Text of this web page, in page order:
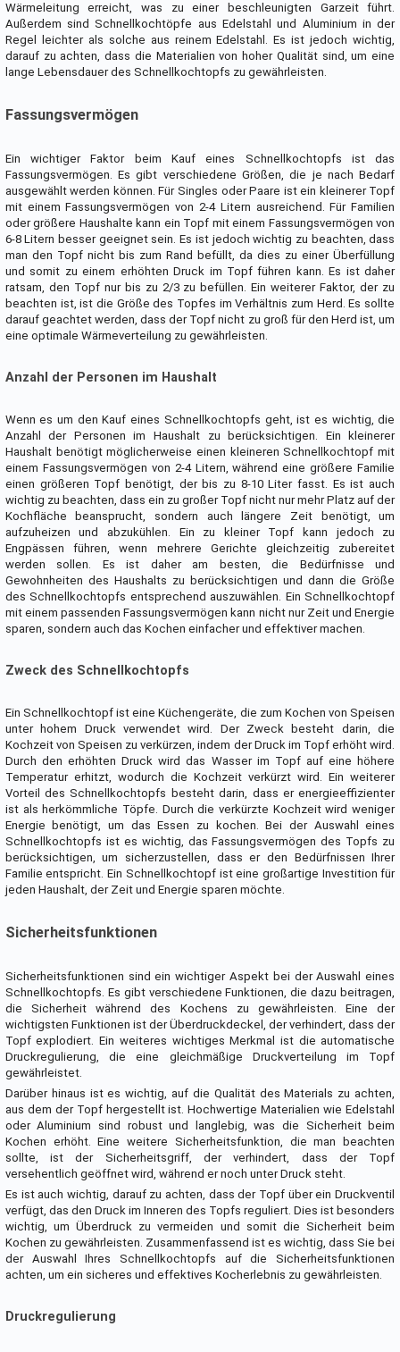
Wärmeleitung erreicht, was zu einer beschleunigten Garzeit führt.
Außerdem sind Schnellkochtöpfe aus Edelstahl und Aluminium in der
Regel leichter als solche aus reinem Edelstahl. Es ist jedoch wichtig,
darauf zu achten, dass die Materialien von hoher Qualität sind, um eine
lange Lebensdauer des Schnellkochtopfs zu gewährleisten.
Fassungsvermögen
Ein wichtiger Faktor beim Kauf eines Schnellkochtopfs ist das
Fassungsvermögen. Es gibt verschiedene Größen, die je nach Bedarf
ausgewählt werden können. Für Singles oder Paare ist ein kleinerer Topf
mit einem Fassungsvermögen von 2-4 Litern ausreichend. Für Familien
oder größere Haushalte kann ein Topf mit einem Fassungsvermögen von
6-8 Litern besser geeignet sein. Es ist jedoch wichtig zu beachten, dass
man den Topf nicht bis zum Rand befüllt, da dies zu einer Überfüllung
und somit zu einem erhöhten Druck im Topf führen kann. Es ist daher
ratsam, den Topf nur bis zu 2/3 zu befüllen. Ein weiterer Faktor, der zu
beachten ist, ist die Größe des Topfes im Verhältnis zum Herd. Es sollte
darauf geachtet werden, dass der Topf nicht zu groß für den Herd ist, um
eine optimale Wärmeverteilung zu gewährleisten.
Anzahl der Personen im Haushalt
Wenn es um den Kauf eines Schnellkochtopfs geht, ist es wichtig, die
Anzahl der Personen im Haushalt zu berücksichtigen. Ein kleinerer
Haushalt benötigt möglicherweise einen kleineren Schnellkochtopf mit
einem Fassungsvermögen von 2-4 Litern, während eine größere Familie
einen größeren Topf benötigt, der bis zu 8-10 Liter fasst. Es ist auch
wichtig zu beachten, dass ein zu großer Topf nicht nur mehr Platz auf der
Kochfläche beansprucht, sondern auch längere Zeit benötigt, um
aufzuheizen und abzukühlen. Ein zu kleiner Topf kann jedoch zu
Engpässen führen, wenn mehrere Gerichte gleichzeitig zubereitet
werden sollen. Es ist daher am besten, die Bedürfnisse und
Gewohnheiten des Haushalts zu berücksichtigen und dann die Größe
des Schnellkochtopfs entsprechend auszuwählen. Ein Schnellkochtopf
mit einem passenden Fassungsvermögen kann nicht nur Zeit und Energie
sparen, sondern auch das Kochen einfacher und effektiver machen.
Zweck des Schnellkochtopfs
Ein Schnellkochtopf ist eine Küchengeräte, die zum Kochen von Speisen
unter hohem Druck verwendet wird. Der Zweck besteht darin, die
Kochzeit von Speisen zu verkürzen, indem der Druck im Topf erhöht wird.
Durch den erhöhten Druck wird das Wasser im Topf auf eine höhere
Temperatur erhitzt, wodurch die Kochzeit verkürzt wird. Ein weiterer
Vorteil des Schnellkochtopfs besteht darin, dass er energieeffizienter
ist als herkömmliche Töpfe. Durch die verkürzte Kochzeit wird weniger
Energie benötigt, um das Essen zu kochen. Bei der Auswahl eines
Schnellkochtopfs ist es wichtig, das Fassungsvermögen des Topfs zu
berücksichtigen, um sicherzustellen, dass er den Bedürfnissen Ihrer
Familie entspricht. Ein Schnellkochtopf ist eine großartige Investition für
jeden Haushalt, der Zeit und Energie sparen möchte.
Sicherheitsfunktionen
Sicherheitsfunktionen sind ein wichtiger Aspekt bei der Auswahl eines
Schnellkochtopfs. Es gibt verschiedene Funktionen, die dazu beitragen,
die Sicherheit während des Kochens zu gewährleisten. Eine der
wichtigsten Funktionen ist der Überdruckdeckel, der verhindert, dass der
Topf explodiert. Ein weiteres wichtiges Merkmal ist die automatische
Druckregulierung, die eine gleichmäßige Druckverteilung im Topf
gewährleistet.
Darüber hinaus ist es wichtig, auf die Qualität des Materials zu achten,
aus dem der Topf hergestellt ist. Hochwertige Materialien wie Edelstahl
oder Aluminium sind robust und langlebig, was die Sicherheit beim
Kochen erhöht. Eine weitere Sicherheitsfunktion, die man beachten
sollte, ist der Sicherheitsgriff, der verhindert, dass der Topf
versehentlich geöffnet wird, während er noch unter Druck steht.
Es ist auch wichtig, darauf zu achten, dass der Topf über ein Druckventil
verfügt, das den Druck im Inneren des Topfs reguliert. Dies ist besonders
wichtig, um Überdruck zu vermeiden und somit die Sicherheit beim
Kochen zu gewährleisten. Zusammenfassend ist es wichtig, dass Sie bei
der Auswahl Ihres Schnellkochtopfs auf die Sicherheitsfunktionen
achten, um ein sicheres und effektives Kocherlebnis zu gewährleisten.
Druckregulierung